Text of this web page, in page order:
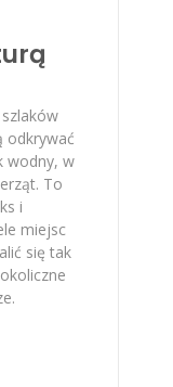
odkrywać
wodny, w
To
i
miejsc
się tak